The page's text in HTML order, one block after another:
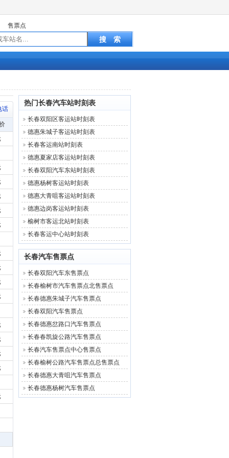
售票点
话
热门长春汽车站时刻表
长春双阳区客运站时刻表
德惠朱城子客运站时刻表
长春客运南站时刻表
德惠夏家店客运站时刻表
长春双阳汽车东站时刻表
德惠杨树客运站时刻表
德惠大青咀客运站时刻表
德惠边岗客运站时刻表
榆树市客运北站时刻表
长春客运中心站时刻表
长春汽车售票点
长春双阳汽车东售票点
长春榆树市汽车售票点北售票点
长春德惠朱城子汽车售票点
长春双阳汽车售票点
长春德惠岔路口汽车售票点
长春春凯旋公路汽车售票点
长春汽车售票点中心售票点
长春榆树公路汽车售票点总售票点
长春德惠大青咀汽车售票点
长春德惠杨树汽车售票点